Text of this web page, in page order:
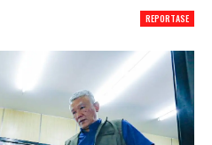
REPORTASE